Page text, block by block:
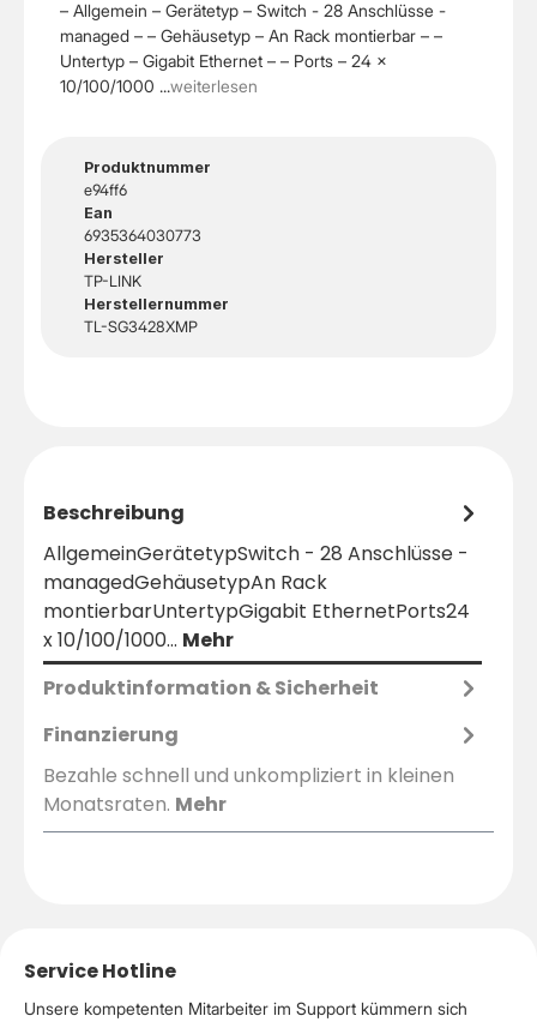
– Allgemein – Gerätetyp – Switch - 28 Anschlüsse -
managed – – Gehäusetyp – An Rack montierbar – –
Untertyp – Gigabit Ethernet – – Ports – 24 x
10/100/1000 ...weiterlesen
Produktnummer
e94ff6
Ean
6935364030773
Hersteller
TP-LINK
Herstellernummer
TL-SG3428XMP
Beschreibung
AllgemeinGerätetypSwitch - 28 Anschlüsse -
managedGehäusetypAn Rack
montierbarUntertypGigabit EthernetPorts24
x 10/100/1000… Mehr
Produktinformation & Sicherheit
Finanzierung
Bezahle schnell und unkompliziert in kleinen
Monatsraten. Mehr
Service Hotline
Unsere kompetenten Mitarbeiter im Support kümmern sich